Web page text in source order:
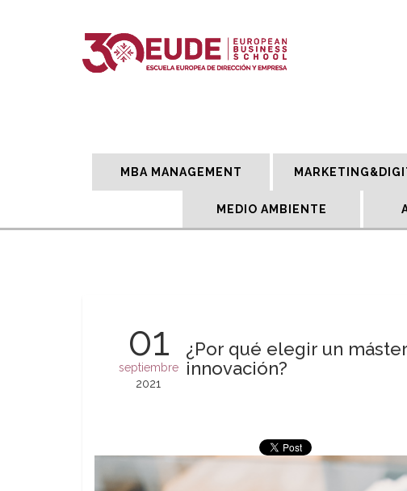
MBA MANAGEMENT
MEDIO AMBIENTE
01
septiembre
2021
¿Por qué elegir un
innovación?